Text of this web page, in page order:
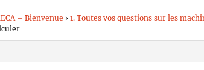
– Bienvenue › 1. Toutes vos questions sur les